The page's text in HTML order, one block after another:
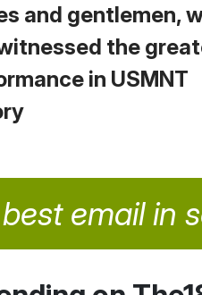
and gentlemen,
the
in USMNT
email in